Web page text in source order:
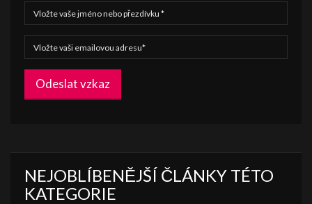
Odeslat vzkaz
NEJOBLÍBENĚJŠÍ ČLÁNKY TÉTO
KATEGORIE